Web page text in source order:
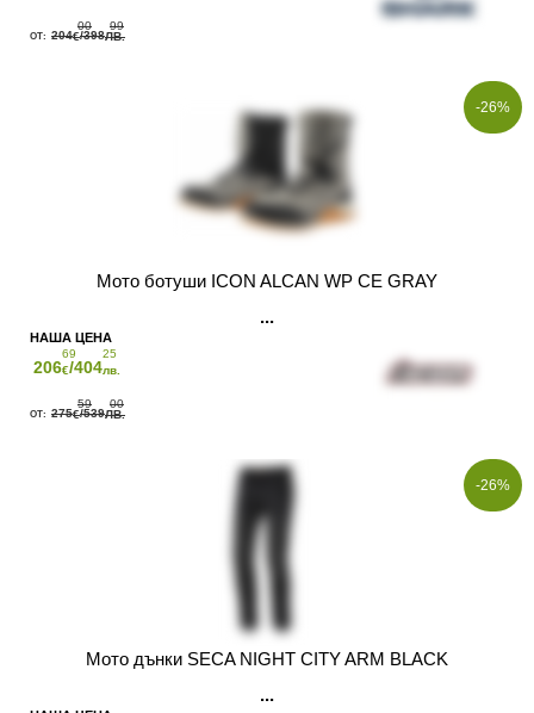
204
00
€/398
99
ЛВ.
-26%
Мото ботуши ICON ALCAN WP CE GRAY
206
69
€/404
25
лв.
275
59
€/539
00
ЛВ.
-26%
Мото дънки SECA NIGHT CITY ARM BLACK